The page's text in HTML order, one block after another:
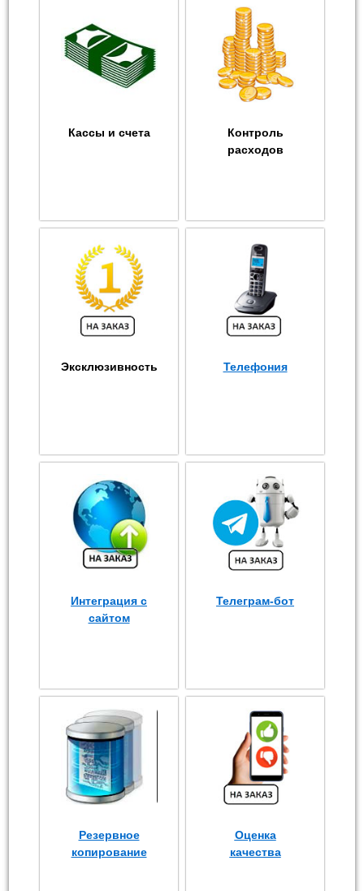
Кассы и счета
Контроль
расходов
Эксклюзивность Телефония
Интеграция с
сайтом
Телеграм-бот
Резервное
копирование
Оценка
качества